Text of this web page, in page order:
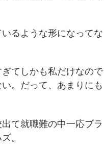
るような形になってな
てしかも私だけなので
。だって、あまりにも
て就職難の中一応ブラ
。